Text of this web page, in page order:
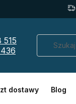
dostawy Blog